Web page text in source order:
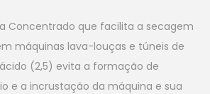
Concentrado que facilita a secagem
máquinas lava-louças e túneis de
(2,5) evita a formação de
e a incrustação da máquina e sua